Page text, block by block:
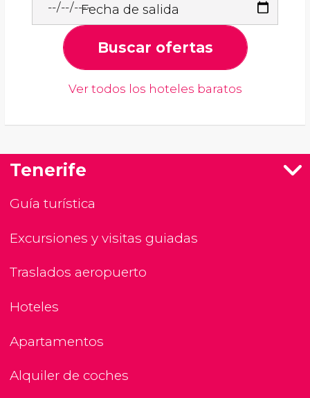
Fecha de salida
Buscar ofertas
Ver todos los hoteles baratos
Tenerife
Guía turística
Excursiones y visitas guiadas
Traslados aeropuerto
Hoteles
Apartamentos
Alquiler de coches